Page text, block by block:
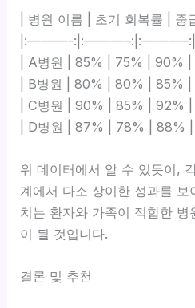
| 병원 이름 | 초기 회복률 | 중
|:———-
| A병원 | 85% | 75% | 90% |
| B병원 | 80% | 80% | 85% |
| C병원 | 90% | 85% | 92% |
| D병원 | 87% | 78% | 88% |
위 데이터에서 알 수 있듯이,
계에서 다소 상이한 성과를
치는 환자와 가족이 적합한
이 될 것입니다.
결론 및 추천